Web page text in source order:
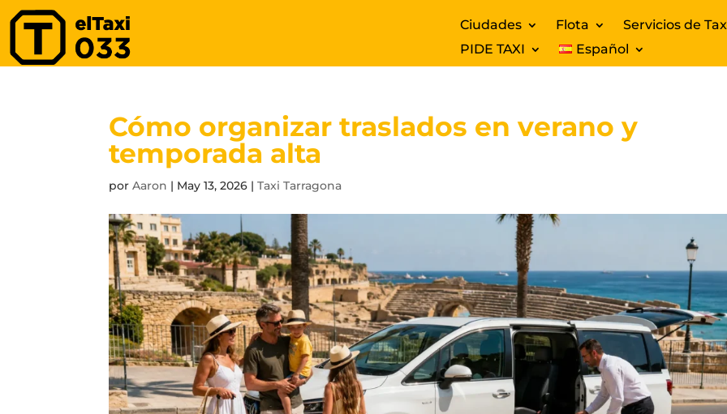
Ciudades Flota
Servicios de
PIDE TAXI
Español
Cómo organizar traslados en verano y
temporada alta
porAaron | May 13, 2026 |Taxi Tarragona